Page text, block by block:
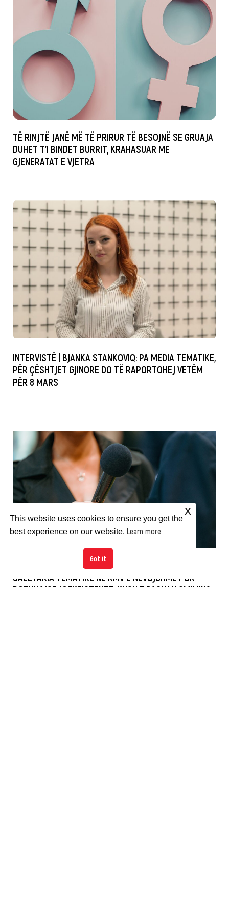
TË RINJTË JANË MË TË PRIRUR TË BESOJNË SE GRUAJA
DUHET T’I BINDET BURRIT, KRAHASUAR ME
GJENERATAT E VJETRA
INTERVISTË | BJANKA STANKOVIQ: PA MEDIA TEMATIKE,
PËR ÇËSHTJET GJINORE DO TË RAPORTOHEJ VETËM
PËR 8 MARS
GAZETARIA TEMATIKE NË RMV E NEVOJSHME POR
POTHUAJSE JOEKZISTENTE: KUSH E PAGUAN ÇMIMIN?
This website uses cookies to ensure you get the
best experience on our website. Learn more
Got it
x